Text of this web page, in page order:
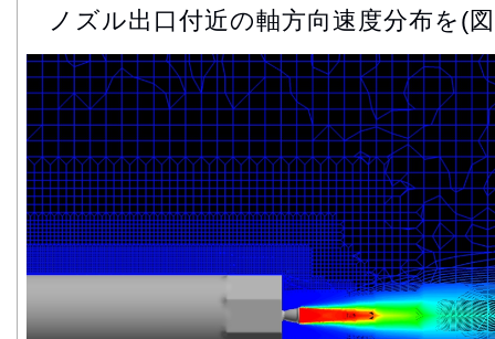
ノズル出口付近の軸方向速度分布を(